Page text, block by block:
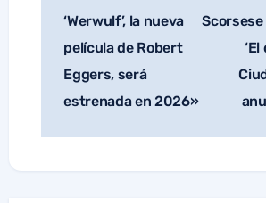
‘Werwulf’, la nueva
película de Robert
Eggers, será
estrenada en 2026»
Scorsese